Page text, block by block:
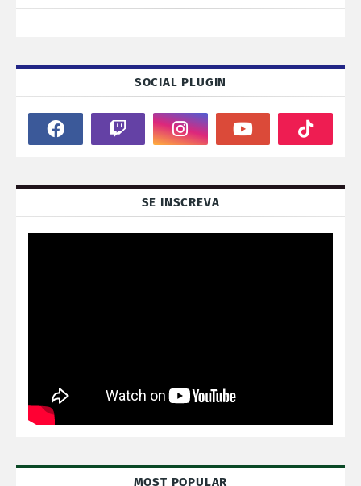
SOCIAL PLUGIN
SE INSCREVA
MOST POPULAR